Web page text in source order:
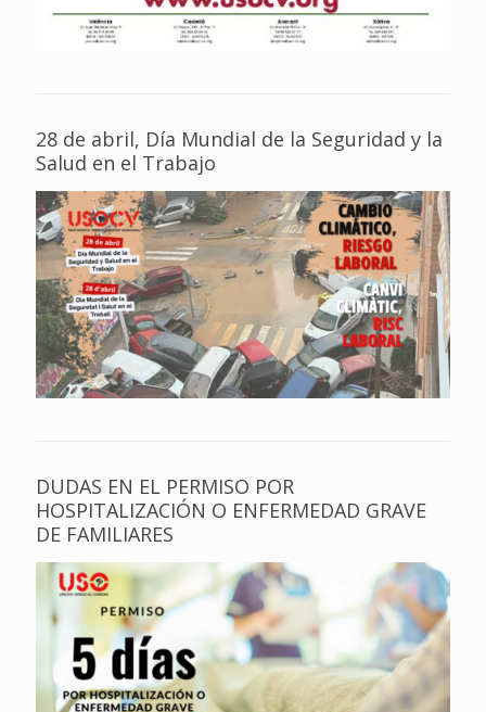
28 de abril, Día Mundial de la Seguridad y la
Salud en el Trabajo
DUDAS EN EL PERMISO POR
HOSPITALIZACIÓN O ENFERMEDAD GRAVE
DE FAMILIARES